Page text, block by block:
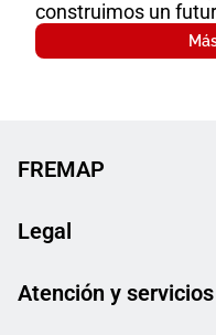
construimos un
FREMAP
Legal
Atención y servicios